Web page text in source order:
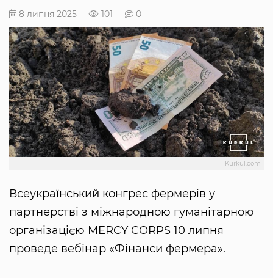
8 липня 2025 101 0
Kurkul.com
Всеукраїнський конгрес фермерів у
партнерстві з міжнародною гуманітарною
організацією MERCY CORPS 10 липня
проведе вебінар «Фінанси фермера».